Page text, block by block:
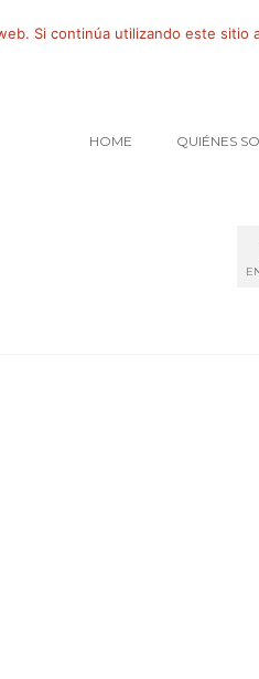
HOME QUIÉNES
Si continúa utilizando este sitio